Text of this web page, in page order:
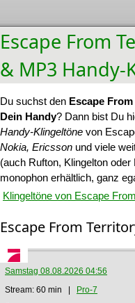
Escape From
& MP3
Du suchst den Escape
Dein Handy? Dann bist Du
Handy-Klingeltöne von
Nokia, Ericsson und viele
(auch Rufton, Klingelton
monophon erhältlich, ganz
Klingeltöne von Escape
Escape From
Samstag 08.08.2026 04:56
Stream: 60 min |
Pro-7